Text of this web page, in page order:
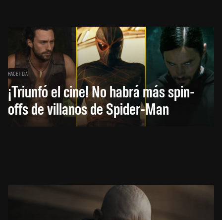
HACE 1 DÍA
¡Triunfó el cine! No habrá más spin-
offs de villanos de Spider-Man